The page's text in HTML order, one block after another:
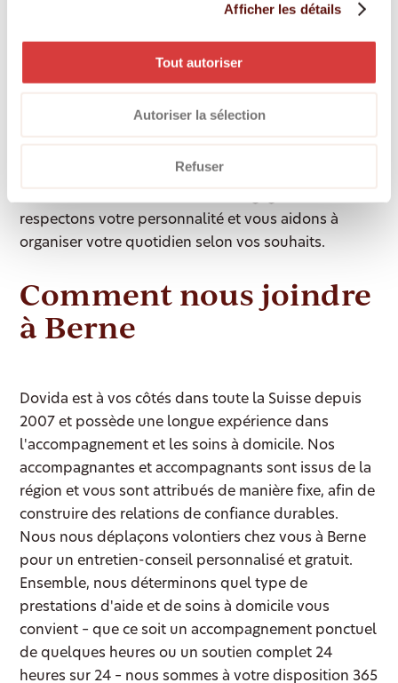
Afficher les détails
Tout autoriser
Autoriser la sélection
Refuser
aux troubles cognitifs ou moteurs
présence respectueuse et digne dans la dernière
phase de vie
individuellement à votre situation. Vos besoins et
respectons votre personnalité et vous aidons à
organiser votre quotidien selon vos souhaits.
Comment nous joindre
à Berne
Dovida est à vos côtés dans toute la Suisse depuis
2007 et possède une longue expérience dans
l'accompagnement et les soins à domicile. Nos
accompagnantes et accompagnants sont issus de la
région et vous sont attribués de manière fixe, afin de
construire des relations de confiance durables.
Nous nous déplaçons volontiers chez vous à Berne
pour un entretien-conseil personnalisé et gratuit.
Ensemble, nous déterminons quel type de
prestations d'aide et de soins à domicile vous
convient – que ce soit un accompagnement ponctuel
de quelques heures ou un soutien complet 24
heures sur 24 – nous sommes à votre disposition 365